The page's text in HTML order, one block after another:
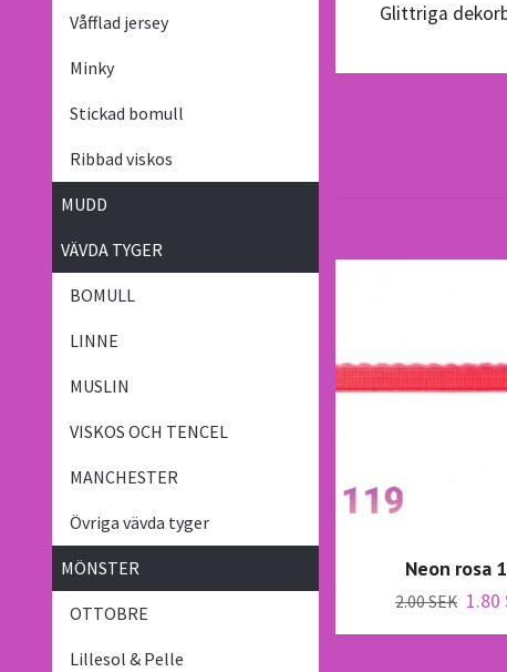
Våfflad jersey
Minky
Stickad bomull
Ribbad viskos
MUDD
VÄVDA TYGER
BOMULL
LINNE
MUSLIN
VISKOS OCH TENCEL
MANCHESTER
Övriga vävda tyger
MÖNSTER
OTTOBRE
Lillesol & Pelle
Glittriga
Neon rosa
2.00 SEK 1.80